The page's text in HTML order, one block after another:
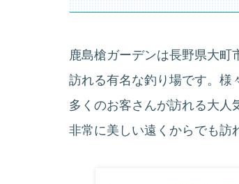
鹿島槍ガーデンは長野県大町
訪れる有名な釣り場です。様
多くのお客さんが訪れる大人
非常に美しい遠くからでも訪